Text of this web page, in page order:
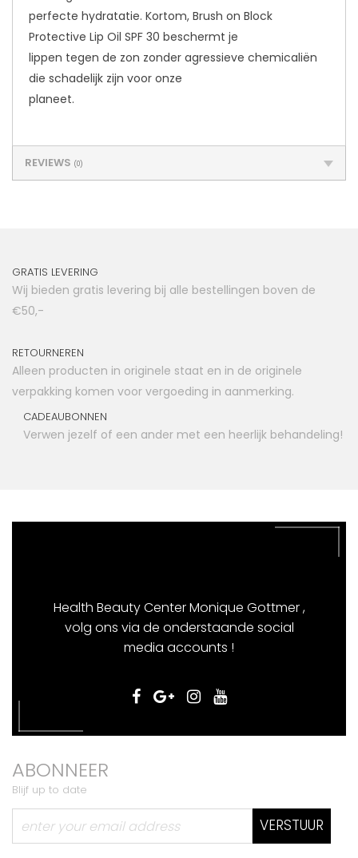
perfecte hydratatie. Kortom, Brush on Block
Protective Lip Oil SPF 30 beschermt je
lippen tegen de zon zonder agressieve chemicaliën
die schadelijk zijn voor onze
planeet.
REVIEWS (0)
GRATIS LEVERING
Wij bieden gratis levering bij alle bestellingen boven de
€50,-
RETOURNEREN
Alleen producten in originele staat en in de originele
verpakking komen voor vergoeding in aanmerking.
CADEAUBONNEN
Verwen jezelf of een ander met een heerlijk behandeling!
Health Beauty Center Monique Gottmer ,
volg ons via de onderstaande social
media accounts !
ABONNEER
Blijf up to date
VERSTUUR